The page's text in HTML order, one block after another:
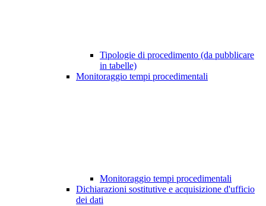
Tipologie di procedimento (da pubblicare
in tabelle)
Monitoraggio tempi procedimentali
Monitoraggio tempi procedimentali
Dichiarazioni sostitutive e acquisizione d'ufficio
dei dati